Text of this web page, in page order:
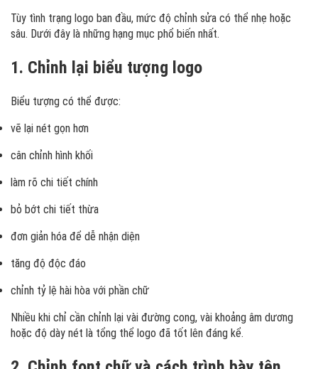
Tùy tình trạng logo ban đầu, mức độ chỉnh sửa có thể nhẹ hoặc
sâu. Dưới đây là những hạng mục phổ biến nhất.
1. Chỉnh lại biểu tượng logo
Biểu tượng có thể được:
vẽ lại nét gọn hơn
cân chỉnh hình khối
làm rõ chi tiết chính
bỏ bớt chi tiết thừa
đơn giản hóa để dễ nhận diện
tăng độ độc đáo
chỉnh tỷ lệ hài hòa với phần chữ
Nhiều khi chỉ cần chỉnh lại vài đường cong, vài khoảng âm dương
hoặc độ dày nét là tổng thể logo đã tốt lên đáng kể.